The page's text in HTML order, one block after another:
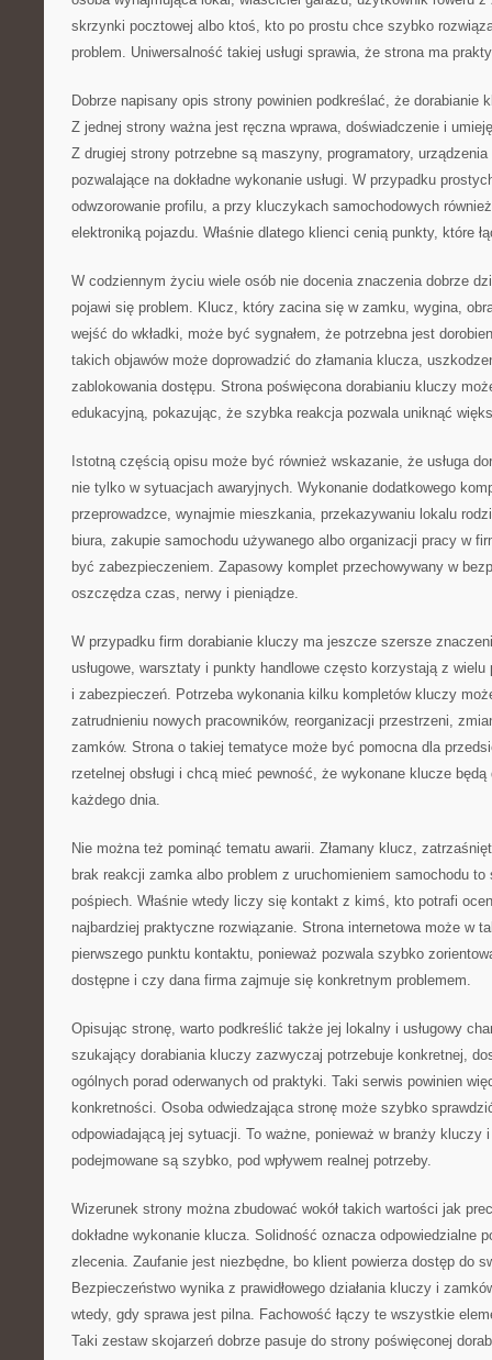
skrzynki pocztowej albo ktoś, kto po prostu chce szybko
problem. Uniwersalność takiej usługi sprawia, że strona ma
Dobrze napisany opis strony powinien podkreślać, że dorabianie
Z jednej strony ważna jest ręczna wprawa, doświadczenie i
Z drugiej strony potrzebne są maszyny, programatory,
pozwalające na dokładne wykonanie usługi. W przypadku
odwzorowanie profilu, a przy kluczykach samochodowych
elektroniką pojazdu. Właśnie dlatego klienci cenią punkty, które
W codziennym życiu wiele osób nie docenia znaczenia dobrze
pojawi się problem. Klucz, który zacina się w zamku, wygina,
wejść do wkładki, może być sygnałem, że potrzebna jest
takich objawów może doprowadzić do złamania klucza,
zablokowania dostępu. Strona poświęcona dorabianiu kluczy
edukacyjną, pokazując, że szybka reakcja pozwala uniknąć
Istotną częścią opisu może być również wskazanie, że usługa
nie tylko w sytuacjach awaryjnych. Wykonanie dodatkowego
przeprowadzce, wynajmie mieszkania, przekazywaniu lokalu
biura, zakupie samochodu używanego albo organizacji pracy w
być zabezpieczeniem. Zapasowy komplet przechowywany w
oszczędza czas, nerwy i pieniądze.
W przypadku firm dorabianie kluczy ma jeszcze szersze
usługowe, warsztaty i punkty handlowe często korzystają z
i zabezpieczeń. Potrzeba wykonania kilku kompletów kluczy
zatrudnieniu nowych pracowników, reorganizacji przestrzeni,
zamków. Strona o takiej tematyce może być pomocna dla
rzetelnej obsługi i chcą mieć pewność, że wykonane klucze będą
każdego dnia.
Nie można też pominąć tematu awarii. Złamany klucz,
brak reakcji zamka albo problem z uruchomieniem samochodu to
pośpiech. Właśnie wtedy liczy się kontakt z kimś, kto potrafi
najbardziej praktyczne rozwiązanie. Strona internetowa może w
pierwszego punktu kontaktu, ponieważ pozwala szybko
dostępne i czy dana firma zajmuje się konkretnym problemem.
Opisując stronę, warto podkreślić także jej lokalny i usługowy
szukający dorabiania kluczy zazwyczaj potrzebuje konkretnej,
ogólnych porad oderwanych od praktyki. Taki serwis powinien
konkretności. Osoba odwiedzająca stronę może szybko
odpowiadającą jej sytuacji. To ważne, ponieważ w branży kluczy
podejmowane są szybko, pod wpływem realnej potrzeby.
Wizerunek strony można zbudować wokół takich wartości jak
dokładne wykonanie klucza. Solidność oznacza odpowiedzialne
zlecenia. Zaufanie jest niezbędne, bo klient powierza dostęp do
Bezpieczeństwo wynika z prawidłowego działania kluczy i
wtedy, gdy sprawa jest pilna. Fachowość łączy te wszystkie
Taki zestaw skojarzeń dobrze pasuje do strony poświęconej